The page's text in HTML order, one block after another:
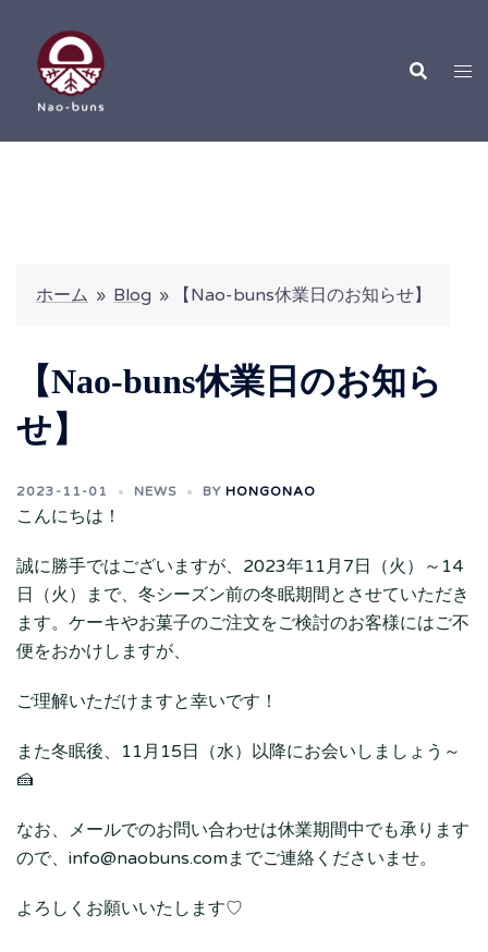
ホーム » Blog » 【Nao-buns休業日のお知らせ】
【Nao-buns休業日のお知ら
せ】
2023-11-01 NEWS BY HONGONAO
こんにちは！
誠に勝手ではございますが、2023年11月7日（火）～14
日（火）まで、冬シーズン前の冬眠期間とさせていただき
ます。ケーキやお菓子のご注文をご検討のお客様にはご不
便をおかけしますが、
ご理解いただけますと幸いです！
また冬眠後、11月15日（水）以降にお会いしましょう～
🍰
なお、メールでのお問い合わせは休業期間中でも承ります
ので、info@naobuns.comまでご連絡くださいませ。
よろしくお願いいたします♡